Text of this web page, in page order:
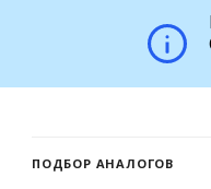
ПОДБОР АНАЛОГОВ